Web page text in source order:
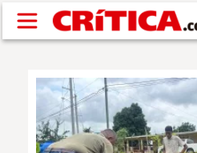
Pasar al contenido principal
SUCESOS